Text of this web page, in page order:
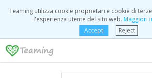
Teaming utilizza cookie proprietari e cookie di
l'esperienza utente del sito web. Maggiori
Accept
Reject